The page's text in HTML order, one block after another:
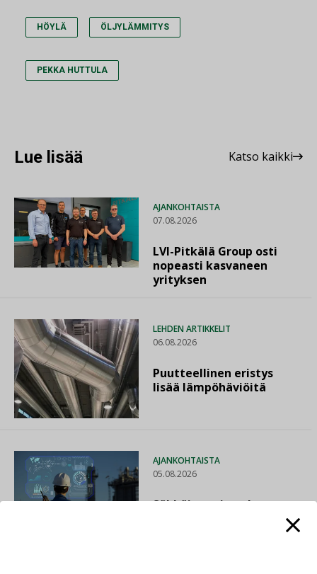
HÖYLÄ ÖLJYLÄMMITYS
PEKKA HUTTULA
Lue lisää Katso kaikki
AJANKOHTAISTA
07.08.2026
LVI-Pitkälä Group osti
nopeasti kasvaneen
yrityksen
LEHDEN ARTIKKELIT
06.08.2026
Puutteellinen eristys
lisää lämpöhäviöitä
AJANKOHTAISTA
05.08.2026
Sähköistyminen kasvaa
voimakkaasti: ”Tulevat